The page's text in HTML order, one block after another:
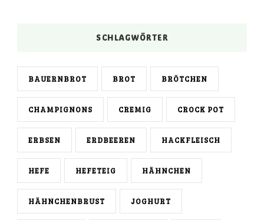
SCHLAGWÖRTER
BAUERNBROT BROT BRÖTCHEN
CHAMPIGNONS CREMIG CROCK POT
ERBSEN ERDBEEREN HACKFLEISCH
HEFE HEFETEIG HÄHNCHEN
HÄHNCHENBRUST JOGHURT